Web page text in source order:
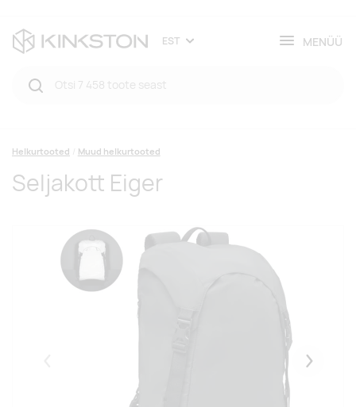
EST MENÜÜ
Helkurtooted Muud helkurtooted
Seljakott Eiger